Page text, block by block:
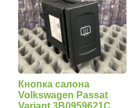
Кнопка салона
Volkswagen Passat
Variant 3B0959621C